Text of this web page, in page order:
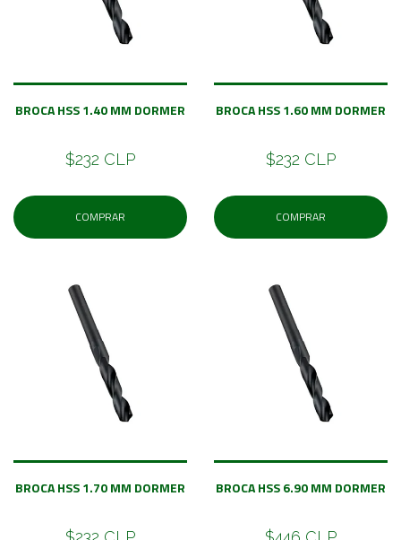
BROCA HSS 1.40 MM DORMER
$232 CLP
COMPRAR
BROCA HSS 1.60 MM DORMER
$232 CLP
COMPRAR
BROCA HSS 1.70 MM DORMER BROCA HSS 6.90 MM DORMER